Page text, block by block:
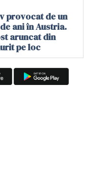
provocat de un
ani în Austria.
aruncat din
pe loc